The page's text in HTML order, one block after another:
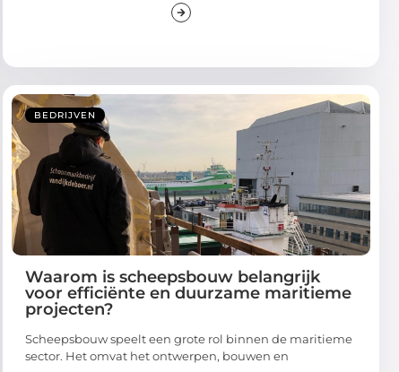
BEDRIJVEN
Waarom is scheepsbouw belangrijk
voor efficiënte en duurzame maritieme
projecten?
Scheepsbouw speelt een grote rol binnen de maritieme
sector. Het omvat het ontwerpen, bouwen en